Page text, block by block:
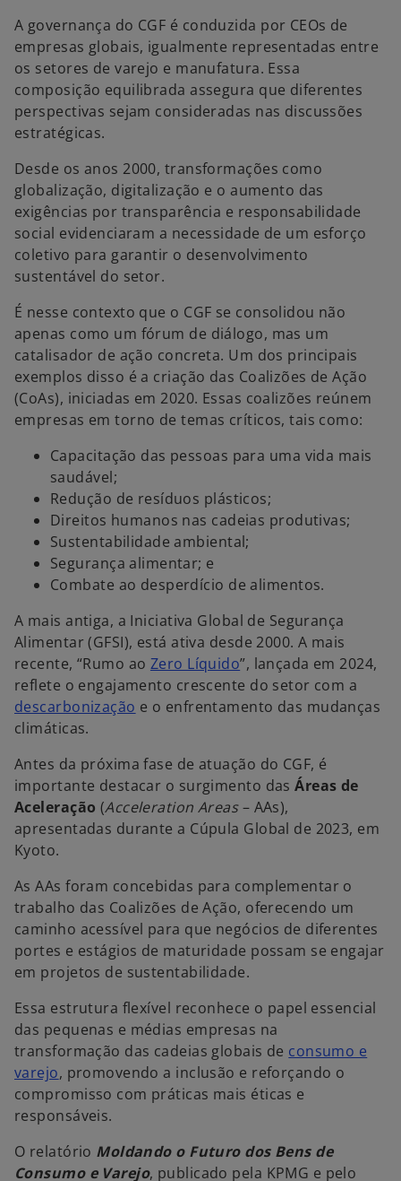
A governança do CGF é conduzida por CEOs de
empresas globais, igualmente representadas entre
os setores de varejo e manufatura. Essa
composição equilibrada assegura que diferentes
perspectivas sejam consideradas nas discussões
estratégicas.
Desde os anos 2000, transformações como
globalização, digitalização e o aumento das
exigências por transparência e responsabilidade
social evidenciaram a necessidade de um esforço
coletivo para garantir o desenvolvimento
sustentável do setor.
É nesse contexto que o CGF se consolidou não
apenas como um fórum de diálogo, mas um
catalisador de ação concreta. Um dos principais
exemplos disso é a criação das Coalizões de Ação
(CoAs), iniciadas em 2020. Essas coalizões reúnem
empresas em torno de temas críticos, tais como:
Capacitação das pessoas para uma vida mais
saudável;
Redução de resíduos plásticos;
Direitos humanos nas cadeias produtivas;
Sustentabilidade ambiental;
Segurança alimentar; e
Combate ao desperdício de alimentos.
A mais antiga, a Iniciativa Global de Segurança
Alimentar (GFSI), está ativa desde 2000. A mais
recente, “Rumo ao Zero Líquido”, lançada em 2024,
reflete o engajamento crescente do setor com a
descarbonização e o enfrentamento das mudanças
climáticas.
Antes da próxima fase de atuação do CGF, é
importante destacar o surgimento dasÁreas de
Aceleração (Acceleration Areas– AAs),
apresentadas durante a Cúpula Global de 2023, em
Kyoto.
As AAs foram concebidas para complementar o
trabalho das Coalizões de Ação, oferecendo um
caminho acessível para que negócios de diferentes
portes e estágios de maturidade possam se engajar
em projetos de sustentabilidade.
Essa estrutura flexível reconhece o papel essencial
das pequenas e médias empresas na
transformação das cadeias globais de consumo e
varejo, promovendo a inclusão e reforçando o
compromisso com práticas mais éticas e
responsáveis.
O relatório Moldando o Futuro dos Bens de
Consumo e Varejo, publicado pela KPMG e pelo